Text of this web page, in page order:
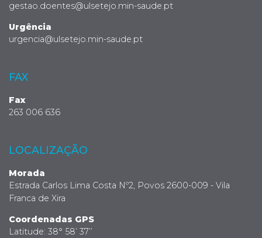
gestao.doentes@ulsetejo.min-saude.pt
Urgência
urgencia@ulsetejo.min-saude.pt
FAX
Fax
263 006 636
LOCALIZAÇÃO
Morada
Estrada Carlos Lima Costa Nº2, Povos 2600-009 - Vila
Franca de Xira
Coordenadas GPS
Latitude: 38° 58’ 37’’